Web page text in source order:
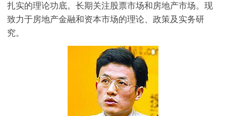
扎实的理论功底。长期关注股票市场和房地产市场。现
致力于房地产金融和资本市场的理论、政策及实务研
究。